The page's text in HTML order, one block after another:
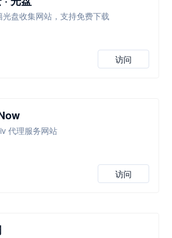
光盘收集网站，支持免费下载
访问
代理服务网站
访问